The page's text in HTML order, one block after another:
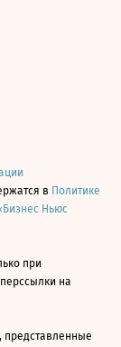
в Политике
Ньюс
при
на
представленные